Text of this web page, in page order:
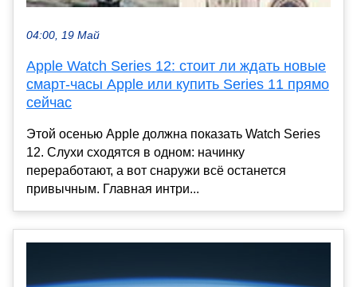
04:00, 19 Май
Apple Watch Series 12: стоит ли ждать новые
смарт-часы Apple или купить Series 11 прямо
сейчас
Этой осенью Apple должна показать Watch Series
12. Слухи сходятся в одном: начинку
переработают, а вот снаружи всё останется
привычным. Главная интри...